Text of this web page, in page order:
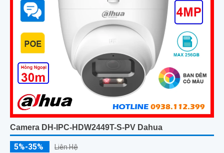
Camera DH-IPC-HDW2449T-S-PV Dahua
5%-35% Liên Hệ